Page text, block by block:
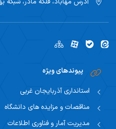
پیوندهای ویژه
استانداری آذربایجان غربی
مناقصات و مزایده های دانشگاه
مدیریت آمار و فناوری اطلاعات